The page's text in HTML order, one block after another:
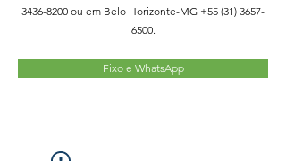
3436-8200 ou em Belo Horizonte-MG +55 (31) 3657-
6500.
Fixo e WhatsApp